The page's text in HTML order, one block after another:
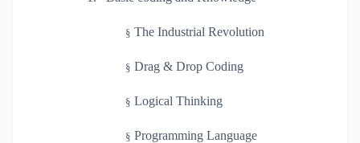
§ The Industrial Revolution
§ Drag & Drop Coding
§ Logical Thinking
§ Programming Language